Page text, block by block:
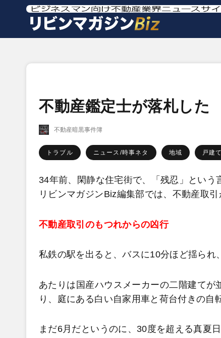
不動産鑑定士が落札した
不動産暗黒事件簿
トラブル ニュース/時事ネタ 地域 戸建て
34年前、閑静な住宅街で、「残忍」という
リビンマガジンBiz編集部では、不動産取
不動産取引のもつれからの凶行
私鉄の駅を出ると、バスに10分ほど揺られ
あたりは国産ハウスメーカーの二階建て
り、庭にある白い自家用車と荷台付きの自
まだ6月だというのに、30度を超える真夏